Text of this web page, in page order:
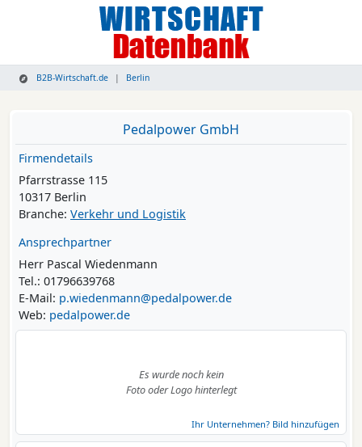
B2B-Wirtschaft.de Berlin
Pedalpower GmbH
Firmendetails
Pfarrstrasse 115
10317 Berlin
Branche: Verkehr und Logistik
Ansprechpartner
Herr Pascal Wiedenmann
Tel.: 01796639768
E-Mail: p.wiedenmann@pedalpower.de
Web: pedalpower.de
Es wurde noch kein
Foto oder Logo hinterlegt
Ihr Unternehmen? Bild hinzufügen